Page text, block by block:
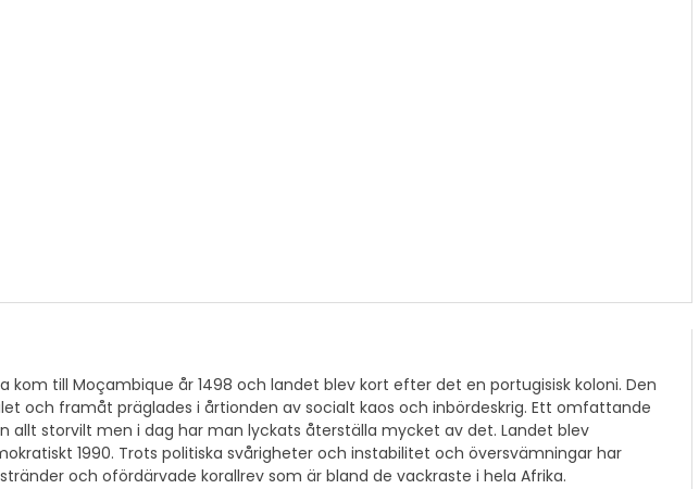
kom till Moçambique år 1498 och landet blev kort efter det en portugisisk koloni. Den
och framåt präglades i årtionden av socialt kaos och inbördeskrig. Ett omfattande
allt storvilt men i dag har man lyckats återställa mycket av det. Landet blev
1990. Trots politiska svårigheter och instabilitet och översvämningar har
och ofördärvade korallrev som är bland de vackraste i hela Afrika.